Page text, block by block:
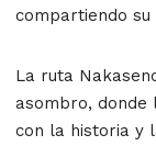
compartiendo
La ruta
asombro,
con la historia y